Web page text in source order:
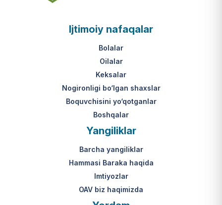
asosi nima?
(1-ilova, 6-band "j" va "l" kichik
jumladan, vasiylik, homiylik yoki
Ushbu xizmatning huquqiy
O‘zbekiston Respublikasi VMQ-893
hamda amaldagi imtiyozlar
to‘g‘risidagi qonunchilik.
Ijtimoiy nafaqalar
Bolalar
Oilalar
Keksalar
Nogironligi bo‘lgan shaxslar
Boquvchisini yo‘qotganlar
Boshqalar
Yangiliklar
Barcha yangiliklar
Hammasi Baraka haqida
Imtiyozlar
OAV biz haqimizda